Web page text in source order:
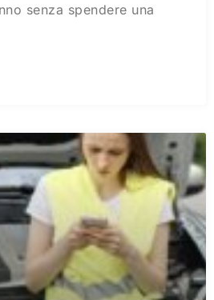
senza spendere una